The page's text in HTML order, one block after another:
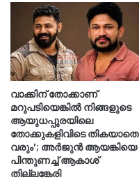
വാക്കിന് തോക്കാണ്
മറുപടിയെങ്കില്‍ നിങ്ങളുടെ
ആയുധപ്പുരയിലെ
തോക്കുകളിവിടെ തികയാതെ
വരും’; അര്‍ജുന്‍ ആയങ്കിയെ
പിന്തുണച്ച് ആകാശ്
തില്ലങ്കേരി